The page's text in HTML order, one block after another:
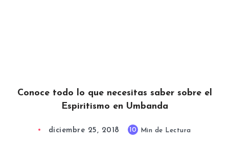
Conoce todo lo que necesitas saber sobre el
Espiritismo en Umbanda
diciembre 25, 2018 10 Min de Lectura